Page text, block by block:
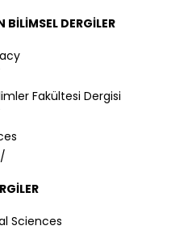
BİLİMSEL DERGİLER
Fakültesi Dergisi
Sciences